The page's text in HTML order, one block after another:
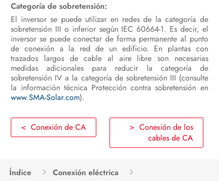
Categoría de sobretensión:
El inversor se puede utilizar en redes de la categoría de
sobretensión III o inferior según IEC 60664-1. Es decir, el
inversor se puede conectar de forma permanente al punto
de conexión a la red de un edificio. En plantas con
trazados largos de cable al aire libre son necesarias
medidas adicionales para reducir la categoría de
sobretensión IV a la categoría de sobretensión III (consulte
la información técnica Protección contra sobretensión en
www.SMA-Solar.com).
< Conexión de CA
> Conexión de los
cables de CA
Índice Conexión eléctrica